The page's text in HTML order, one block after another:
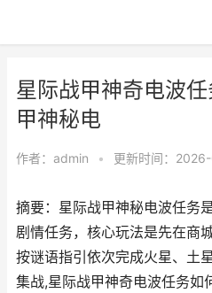
星际战甲神奇电波
甲神秘电
作者： admin • 更新时间：
摘要：星际战甲神秘电波任务
剧情任务，核心玩法是先在商
按谜语指引依次完成火星、土
集战,星际战甲神奇电波任务如